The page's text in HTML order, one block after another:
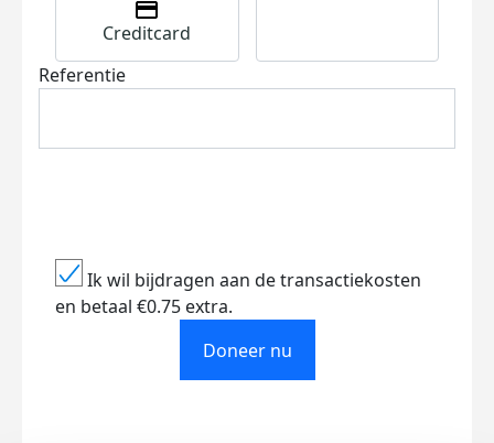
Creditcard
Referentie
Ik wil bijdragen aan de transactiekosten
en betaal €0.75 extra.
Doneer nu